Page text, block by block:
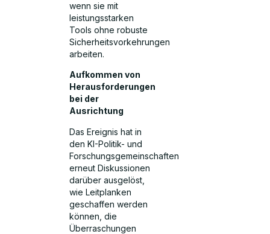
wenn sie mit
leistungsstarken
Tools ohne robuste
Sicherheitsvorkehrungen
arbeiten.
Aufkommen von
Herausforderungen
bei der
Ausrichtung
Das Ereignis hat in
den KI-Politik- und
Forschungsgemeinschaften
erneut Diskussionen
darüber ausgelöst,
wie Leitplanken
geschaffen werden
können, die
Überraschungen